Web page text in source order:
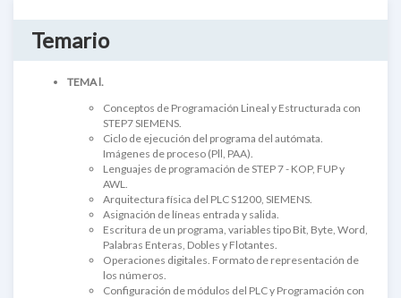
Temario
TEMA l.
Conceptos de Programación Lineal y Estructurada con
STEP7 SIEMENS.
Ciclo de ejecución del programa del autómata.
Imágenes de proceso (Pll, PAA).
Lenguajes de programación de STEP 7 - KOP, FUP y
AWL.
Arquitectura física del PLC S1200, SIEMENS.
Asignación de líneas entrada y salida.
Escritura de un programa, variables tipo Bit, Byte, Word,
Palabras Enteras, Dobles y Flotantes.
Operaciones digitales. Formato de representación de
los números.
Configuración de módulos del PLC y Programación con